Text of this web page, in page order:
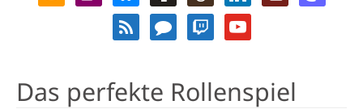
Das perfekte Rollenspiel